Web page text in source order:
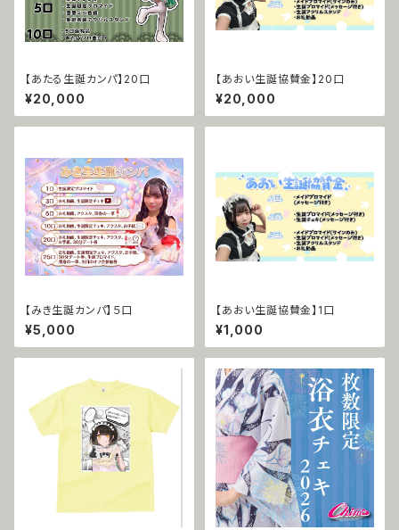
【あたる生誕カンパ】20口
¥20,000
【あおい生誕協賛金】20口
¥20,000
【みき生誕カンパ】５口
¥5,000
【あおい生誕協賛金】1口
¥1,000